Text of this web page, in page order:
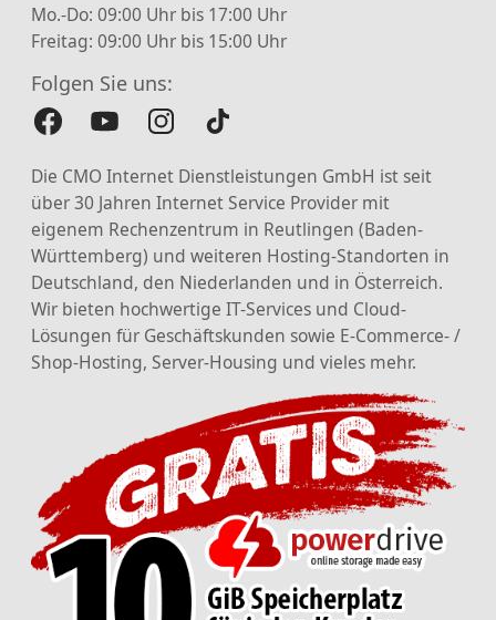
Mo.-Do: 09:00 Uhr bis 17:00 Uhr
Freitag: 09:00 Uhr bis 15:00 Uhr
Folgen Sie uns:
Die CMO Internet Dienstleistungen GmbH ist seit
über 30 Jahren Internet Service Provider mit
eigenem Rechenzentrum in Reutlingen (Baden-
Württemberg) und weiteren Hosting-Standorten in
Deutschland, den Niederlanden und in Österreich.
Wir bieten hochwertige IT-Services und Cloud-
Lösungen für Geschäftskunden sowie E-Commerce- /
Shop-Hosting, Server-Housing und vieles mehr.